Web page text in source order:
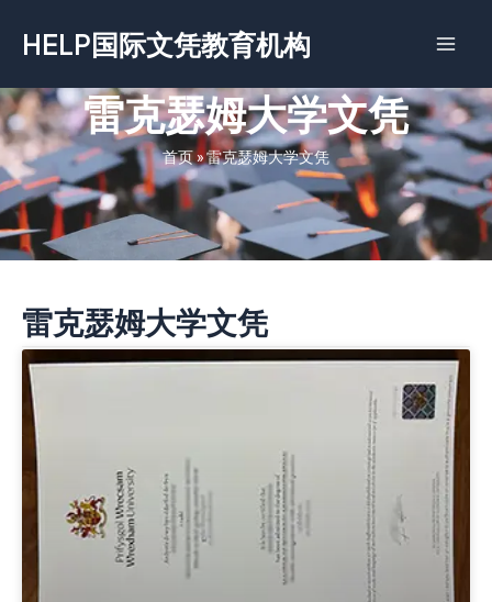
容
HELP国际文凭教育机构
雷克瑟姆大学文凭
首页»雷克瑟姆大学文凭
雷克瑟姆大学文凭